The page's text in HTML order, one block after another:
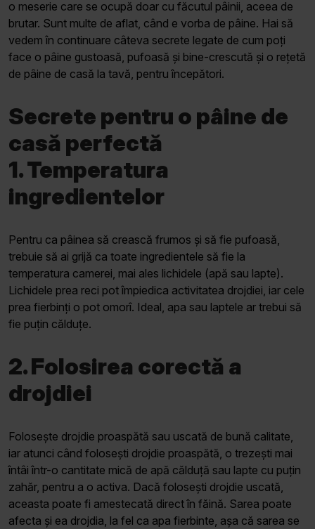
o meserie care se ocupă doar cu făcutul pâinii, aceea de
brutar. Sunt multe de aflat, când e vorba de pâine. Hai să
vedem în continuare câteva secrete legate de cum poți
face o pâine gustoasă, pufoasă și bine-crescută și o rețetă
de pâine de casă la tavă, pentru începători.
Secrete pentru o pâine de
casă perfectă
1. Temperatura
ingredientelor
Pentru ca pâinea să crească frumos și să fie pufoasă,
trebuie să ai grijă ca toate ingredientele să fie la
temperatura camerei, mai ales lichidele (apă sau lapte).
Lichidele prea reci pot împiedica activitatea drojdiei, iar cele
prea fierbinți o pot omorî. Ideal, apa sau laptele ar trebui să
fie puțin călduțe.
2. Folosirea corectă a
drojdiei
Folosește drojdie proaspătă sau uscată de bună calitate,
iar atunci când folosești drojdie proaspătă, o trezești mai
întâi într-o cantitate mică de apă călduță sau lapte cu puțin
zahăr, pentru a o activa. Dacă folosești drojdie uscată,
aceasta poate fi amestecată direct în făină. Sarea poate
afecta și ea drojdia, la fel ca apa fierbinte, așa că sarea se